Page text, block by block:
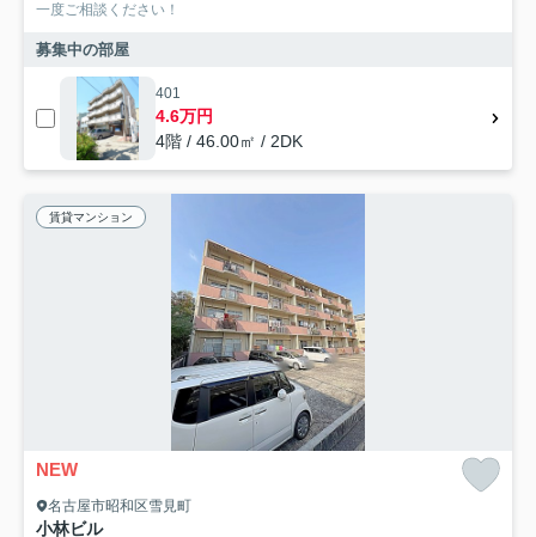
一度ご相談ください！
募集中の部屋
401
4.6万円
4階 / 46.00㎡ / 2DK
賃貸マンション
NEW
名古屋市昭和区雪見町
小林ビル